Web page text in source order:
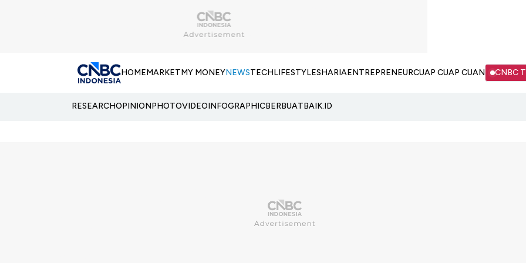
HOMEMARKETMY MONEYNEWSTECHLIFESTYLESHARIAENTREPRENEURCUAP CUAP CUAN CNBC
RESEARCHOPINIONPHOTOVIDEOINFOGRAPHICBERBUATBAIK.ID